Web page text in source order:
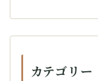
カテゴリー